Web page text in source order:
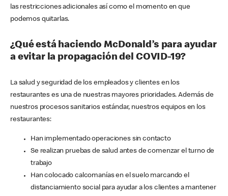
las restricciones adicionales así como el momento en que
podemos quitarlas.
¿Qué está haciendo McDonald’s para ayudar
a evitar la propagación del COVID-19?
La salud y seguridad de los empleados y clientes en los
restaurantes es una de nuestras mayores prioridades. Además de
nuestros procesos sanitarios estándar, nuestros equipos en los
restaurantes:
Han implementado operaciones sin contacto
Se realizan pruebas de salud antes de comenzar el turno de
trabajo
Han colocado calcomanías en el suelo marcando el
distanciamiento social para ayudar a los clientes a mantener